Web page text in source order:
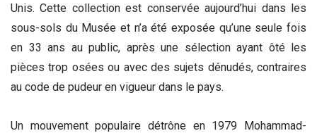
Unis. Cette collection est conservée aujourd’hui dans les
sous-sols du Musée et n’a été exposée qu’une seule fois
en 33 ans au public, après une sélection ayant ôté les
pièces trop osées ou avec des sujets dénudés, contraires
au code de pudeur en vigueur dans le pays.
Un mouvement populaire détrône en 1979 Mohammad-